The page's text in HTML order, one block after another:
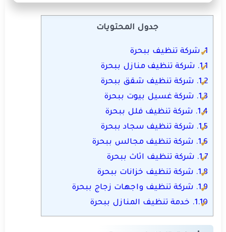
جدول المحتويات
1. شركة تنظيف ببحرة
1.1. شركة تنظيف منازل ببحرة
1.2. شركة تنظيف شقق ببحرة
1.3. شركة غسيل بيوت ببحرة
1.4. شركة تنظيف فلل ببحرة
1.5. شركة تنظيف سجاد ببحرة
1.6. شركة تنظيف مجالس ببحرة
1.7. شركة تنظيف اثاث ببحرة
1.8. شركة تنظيف خزانات ببحرة
1.9. شركة تنظيف واجهات زجاج ببحرة
1.10.
خدمة تنظيف المنازل ببحرة